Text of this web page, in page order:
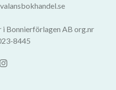
i Bonnierförlagen AB org.nr
8445